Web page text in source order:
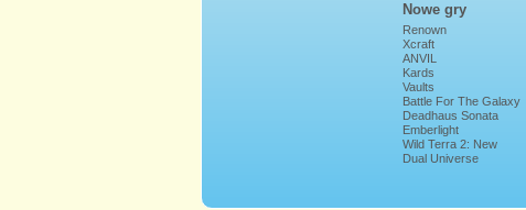
Nowe gry
Renown
Xcraft
ANVIL
Kards
Vaults
Battle For The Galaxy
Deadhaus Sonata
Emberlight
Wild Terra 2: New
Lands
Dual Universe